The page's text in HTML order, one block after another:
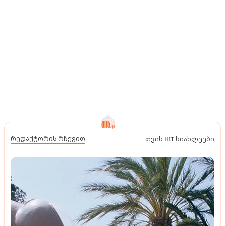
რედაქტორის რჩევით თვის HIT სიახლეები